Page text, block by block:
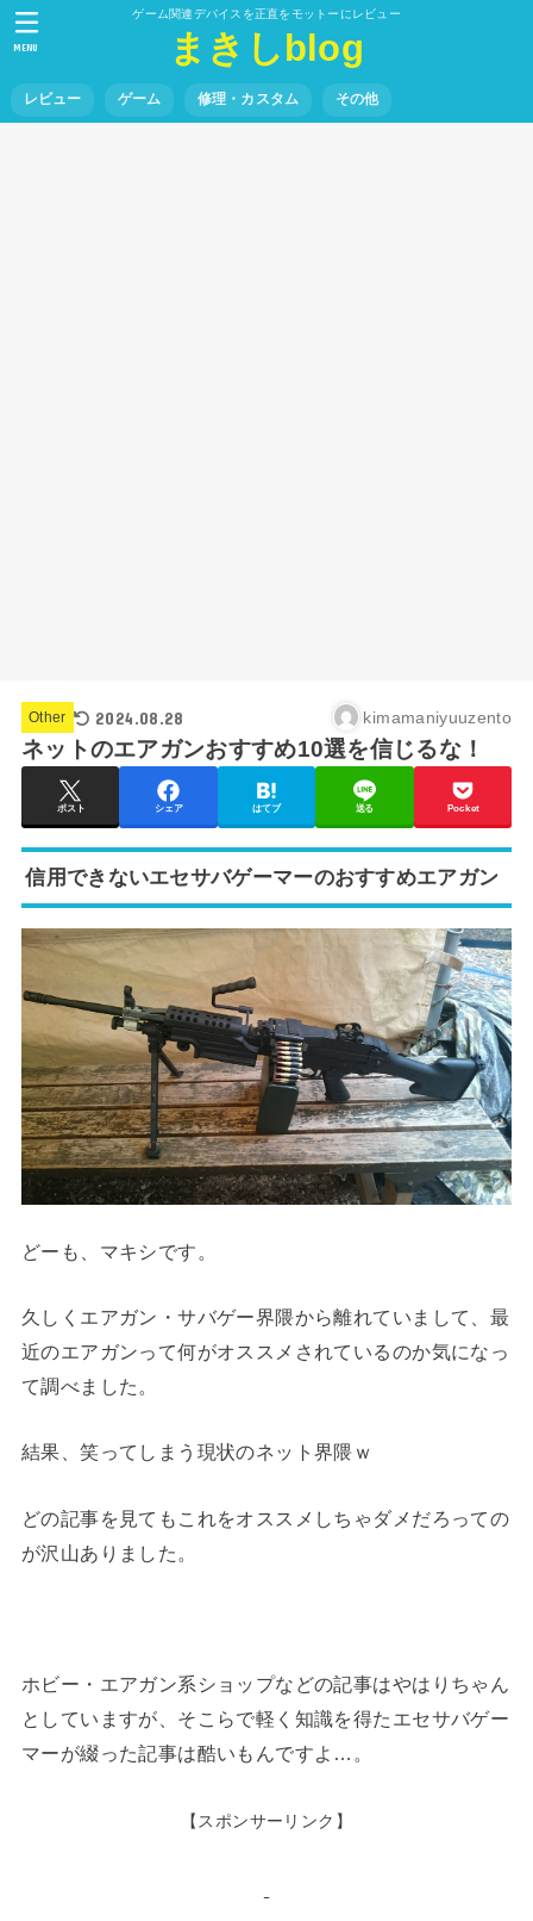
ゲーム関連デバイスを正直をモットーにレビュー
まきしblog
レビュー ゲーム 修理・カスタム その他
MENU
Other 2024.08.28 kimamaniyuuzento
ネットのエアガンおすすめ10選を信じるな！
ポスト シェア はてブ 送る Pocket
信用できないエセサバゲーマーのおすすめエアガン
どーも、マキシです。
久しくエアガン・サバゲー界隈から離れていまして、最
近のエアガンって何がオススメされているのか気になっ
て調べました。
結果、笑ってしまう現状のネット界隈ｗ
どの記事を見てもこれをオススメしちゃダメだろっての
が沢山ありました。
ホビー・エアガン系ショップなどの記事はやはりちゃん
としていますが、そこらで軽く知識を得たエセサバゲー
マーが綴った記事は酷いもんですよ…。
【スポンサーリンク】